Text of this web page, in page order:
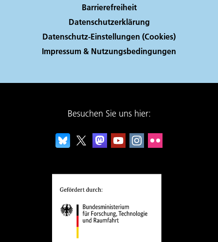
Barrierefreiheit
Datenschutzerklärung
Datenschutz-Einstellungen (Cookies)
Impressum & Nutzungsbedingungen
Besuchen Sie uns hier: